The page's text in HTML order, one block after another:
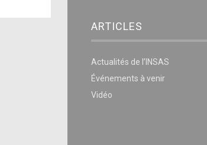
ARTICLES
Actualités de l’INSAS
Événements à venir
Vidéo